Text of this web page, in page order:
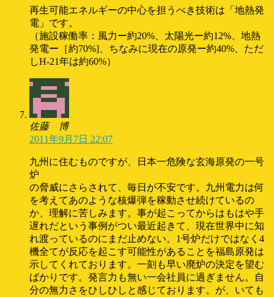
再生可能エネルギーの中心を担うべき技術は「地熱発
電」です。
（施設稼働率：風力ー約20%、太陽光ー約12%、地熱
発電ー［約70%]、ちなみに現在の原発ー約40%、ただ
しH-21年は約60%）
佐藤 博
2011年9月7日 22:07
九州に住むものですが、日本一危険な玄海原発の一号
炉
の脅威にさらされて、毎日が不安です。九州電力は何
を考えてあのような核爆弾を稼動させ続けているの
か、理解に苦しみます。事が起こってからはもはや手
遅れだという事例がつい最近起きて、現在世界中に知
れ渡っているのにまだ止めない。1号炉だけではなく4
機全てが反応を起こす可能性があることを福島原発は
示してくれております。一刻も早い廃炉の決定を望む
ばかりです。発言力も無い一会社員に過ぎません。自
分の無力さをひしひしと感じております。が、いても